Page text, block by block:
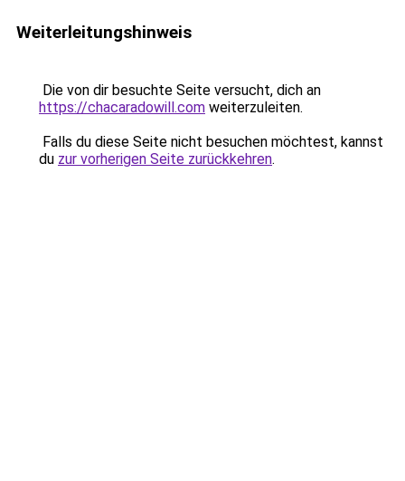
Weiterleitungshinweis
Die von dir besuchte Seite versucht, dich an
https://chacaradowill.com weiterzuleiten.
Falls du diese Seite nicht besuchen möchtest, kannst
du zur vorherigen Seite zurückkehren.